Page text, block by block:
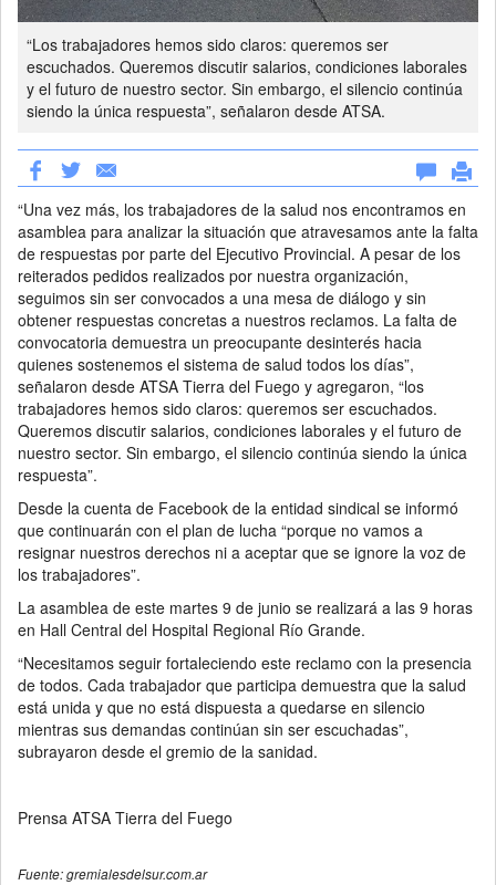
“Los trabajadores hemos sido claros: queremos ser
escuchados. Queremos discutir salarios, condiciones laborales
y el futuro de nuestro sector. Sin embargo, el silencio continúa
siendo la única respuesta”, señalaron desde ATSA.
“Una vez más, los trabajadores de la salud nos encontramos en
asamblea para analizar la situación que atravesamos ante la falta
de respuestas por parte del Ejecutivo Provincial. A pesar de los
reiterados pedidos realizados por nuestra organización,
seguimos sin ser convocados a una mesa de diálogo y sin
obtener respuestas concretas a nuestros reclamos. La falta de
convocatoria demuestra un preocupante desinterés hacia
quienes sostenemos el sistema de salud todos los días”,
señalaron desde ATSA Tierra del Fuego y agregaron, “los
trabajadores hemos sido claros: queremos ser escuchados.
Queremos discutir salarios, condiciones laborales y el futuro de
nuestro sector. Sin embargo, el silencio continúa siendo la única
respuesta”.
Desde la cuenta de Facebook de la entidad sindical se informó
que continuarán con el plan de lucha “porque no vamos a
resignar nuestros derechos ni a aceptar que se ignore la voz de
los trabajadores”.
La asamblea de este martes 9 de junio se realizará a las 9 horas
en Hall Central del Hospital Regional Río Grande.
“Necesitamos seguir fortaleciendo este reclamo con la presencia
de todos. Cada trabajador que participa demuestra que la salud
está unida y que no está dispuesta a quedarse en silencio
mientras sus demandas continúan sin ser escuchadas”,
subrayaron desde el gremio de la sanidad.
Prensa ATSA Tierra del Fuego
Fuente: gremialesdelsur.com.ar